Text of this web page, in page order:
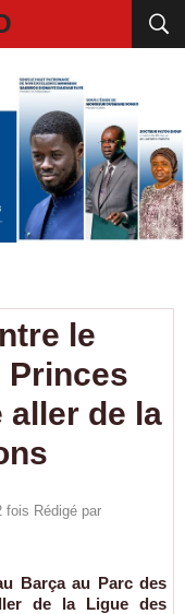
le
Princes
aller de la
fois Rédigé par
Barça au Parc des
de la Ligue des